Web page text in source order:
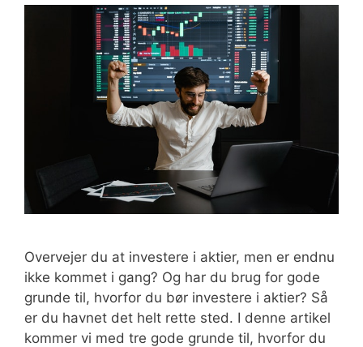
Overvejer du at investere i aktier, men er endnu
ikke kommet i gang? Og har du brug for gode
grunde til, hvorfor du bør investere i aktier? Så
er du havnet det helt rette sted. I denne artikel
kommer vi med tre gode grunde til, hvorfor du